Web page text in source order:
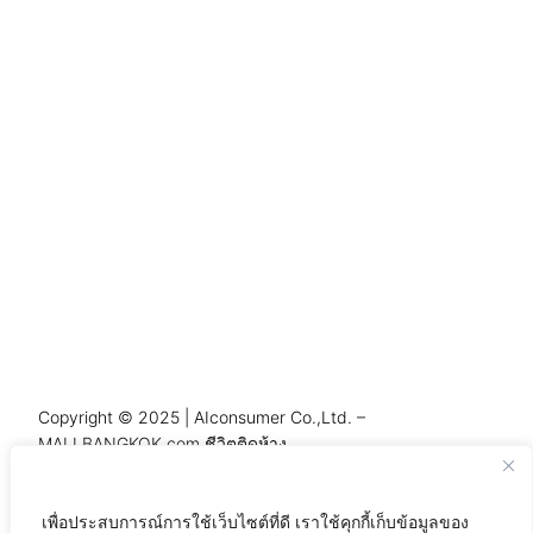
เพื่อประสบการณ์การใช้เว็บไซต์ที่ดี เราใช้คุกกี้เก็บข้อมูลของ
Copyright © 2025 | AIconsumer Co.,Ltd. –
MALLBANGKOK.com ชีวิตติดห้าง